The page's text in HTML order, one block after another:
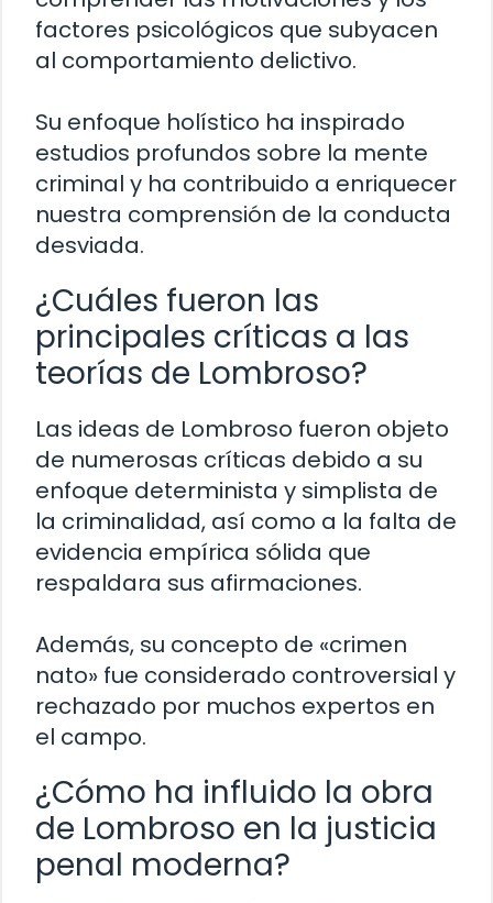
factores psicológicos que subyacen
al comportamiento delictivo.
Su enfoque holístico ha inspirado
estudios profundos sobre la mente
criminal y ha contribuido a enriquecer
nuestra comprensión de la conducta
desviada.
¿Cuáles fueron las
principales críticas a las
teorías de Lombroso?
Las ideas de Lombroso fueron objeto
de numerosas críticas debido a su
enfoque determinista y simplista de
la criminalidad, así como a la falta de
evidencia empírica sólida que
respaldara sus afirmaciones.
Además, su concepto de «crimen
nato» fue considerado controversial y
rechazado por muchos expertos en
el campo.
¿Cómo ha influido la obra
de Lombroso en la justicia
penal moderna?